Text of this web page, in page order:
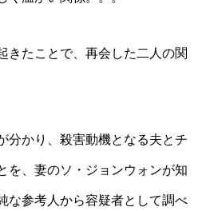
きたことで、再会した二人の関
分かり、殺害動機となる夫とチ
を、妻のソ・ジョンウォンが知
な参考人から容疑者として調べ